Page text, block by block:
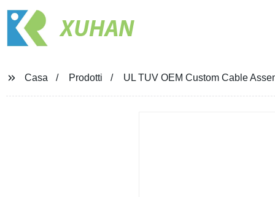
XUHAN
Casa Prodotti UL TUV OEM Custom Cable